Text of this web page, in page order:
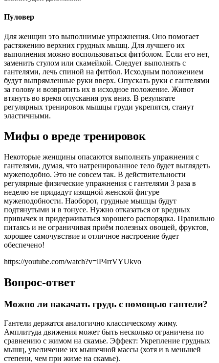
Пуловер
Для женщин это выполнимые упражнения. Оно помогает
растяжению верхних грудных мышц. Для лучшего их
выполнения можно воспользоваться фитболом. Если его нет,
заменить стулом или скамейкой. Следует выполнять с
гантелями, лечь спиной на фитбол. Исходным положением
будут выпрямленные руки вверх. Опускать руки с гантелями
за голову и возвратить их в исходное положение. Живот
втянуть во время опускания рук вниз. В результате
регулярных тренировок мышцы груди укрепятся, станут
эластичными.
Мифы о вреде тренировок
Некоторые женщины опасаются выполнять упражнения с
гантелями, думая, что натренированное тело будет выглядеть
мужеподобно. Это не совсем так. В действительности
регулярные физические упражнения с гантелями 3 раза в
неделю не придадут изящной женской фигуре
мужеподобности. Наоборот, грудные мышцы будут
подтянутыми и в тонусе. Нужно отказаться от вредных
привычек и придерживаться хорошего распорядка. Правильно
питаясь и не ограничивая приём полезных овощей, фруктов,
хорошее самочувствие и отличное настроение будет
обеспечено!
https://youtube.com/watch?v=lP4rrVYUkvo
Вопрос-ответ
Можно ли накачать грудь с помощью гантели?
Гантели держатся аналогично классическому жиму.
Амплитуда движения может быть несколько ограничена по
сравнению с жимом на скамье. Эффект: Укрепление грудных
мышц, увеличение их мышечной массы (хотя и в меньшей
степени, чем при жиме на скамье).